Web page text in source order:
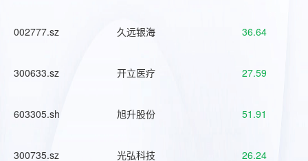
002777.sz 久远银海 36.64
300633.sz 开立医疗 27.59
603305.sh 旭升股份 51.91
300735.sz 光弘科技 26.24